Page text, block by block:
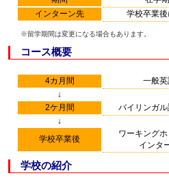
インターン先
学校卒業
※留学期間は変更になる場合もあります。
コース概要
4カ月間
一般
↓
2ケ月間
バイリンガ
↓
学校卒業後
ワーキング
インタ
学校の紹介